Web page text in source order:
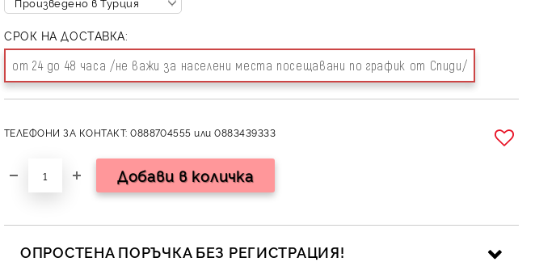
СРОК НА ДОСТАВКА:
от 24 до 48 часа /не важи за населени места посещавани по график от Спиди/
ТЕЛЕФОНИ ЗА КОНТАКТ: 0888704555 или 0883439333
ОПРОСТЕНА ПОРЪЧКА БЕЗ РЕГИСТРАЦИЯ!